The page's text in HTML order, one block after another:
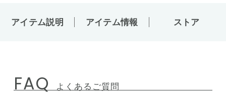
アイテム説明 アイテム情報 ストア
FAQ よくあるご質問